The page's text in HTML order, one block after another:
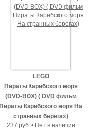
LEGO
Пираты Карибского моря
(DVD-BOX) ( DVD фильм
Пираты Карибского моря На
странных берегах)
237 руб. • Нет в наличии